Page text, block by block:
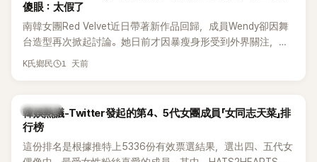
傻眼：太假了
南韓女團Red Velvet近日帶著新作品回歸，成員Wendy卻因舞
台造型再次掀起討論。她日前才因暴瘦身形受到外界關注，又
被質疑在舞台上使用臀墊，如今最新打歌舞台曝光後，再度因
K氏鄉民 1 天前
熱議討論
韓娛熱議-Twitter發起的第4、5代女團成員「女同志天菜」排
行榜
這份排名是根據推特上5336份有效票選結果，選出四、五代女